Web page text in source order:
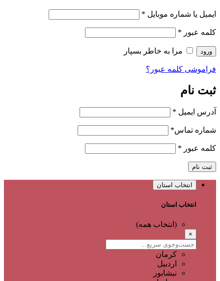
ایمیل یا شماره موبایل *
کلمه عبور *
ورود مرا به خاطر بسپار
فراموشی کلمه عبور؟
ثبت نام
آدرس ایمیل *
شماره تماس*
کلمه عبور *
ثبت نام
انتخاب استان
انتخاب استان
(انتخاب همه)
×
کرمان
اردبیل
نیشابور